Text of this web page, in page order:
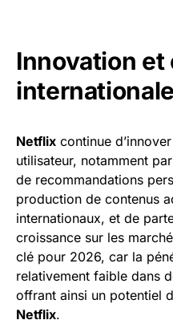
Innovation et
internationale
Netflix continue
utilisateur, notamment
de recommandations
production de contenus
internationaux, et de
croissance sur les
clé pour 2026, car la
relativement faible dans
offrant ainsi un potentiel
Netflix.